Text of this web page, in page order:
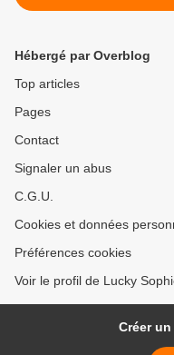
Hébergé par Overblog
Top articles
Pages
Contact
Signaler un abus
C.G.U.
Cookies et données
Préférences cookies
Voir le profil de Lucky
Créer